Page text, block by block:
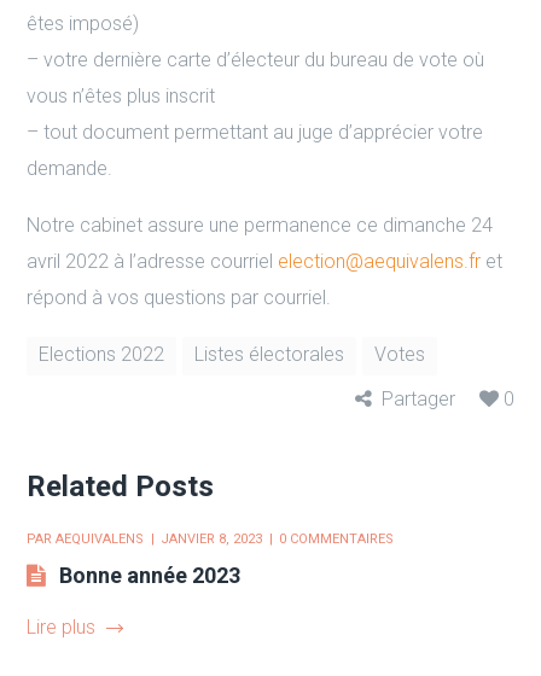
êtes imposé)
– votre dernière carte d’électeur du bureau de vote où
vous n’êtes plus inscrit
– tout document permettant au juge d’apprécier votre
demande.
Notre cabinet assure une permanence ce dimanche 24
avril 2022 à l’adresse courriel election@aequivalens.fr et
répond à vos questions par courriel.
Elections 2022 Listes électorales
Votes
Partager
0
Related Posts
PARAEQUIVALENS JANVIER 8, 2023 0 COMMENTAIRES
Bonne année 2023
Lire plus